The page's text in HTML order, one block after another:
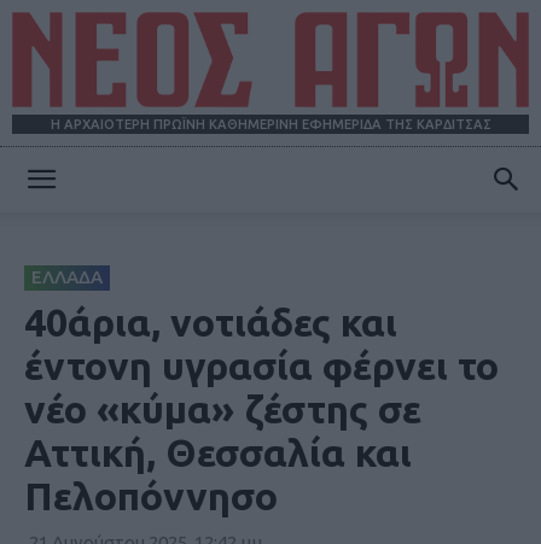
Η ΑΡΧΑΙΟΤΕΡΗ ΠΡΩΪΝΗ ΚΑΘΗΜΕΡΙΝΗ ΕΦΗΜΕΡΙΔΑ ΤΗΣ ΚΑΡΔΙΤΣΑΣ
ΕΛΛΑΔΑ
40άρια, νοτιάδες και
έντονη υγρασία φέρνει το
νέο «κύμα» ζέστης σε
Αττική, Θεσσαλία και
Πελοπόννησο